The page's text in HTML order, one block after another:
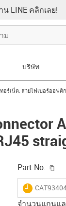
LINE คลิกเลย!
บริษัท
อร์เน็ต, สายไฟเบอร์ออฟติ
Part No.
igus-icon-
จำนวนแกนแ